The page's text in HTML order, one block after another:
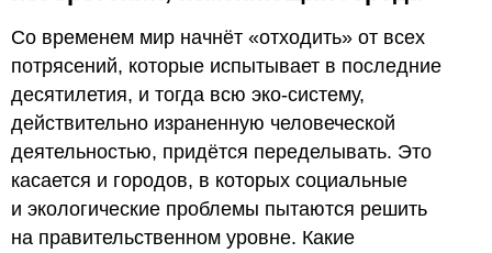
Со временем мир начнёт «отходить» от всех
потрясений, которые испытывает в последние
десятилетия, и тогда всю эко-систему,
действительно израненную человеческой
деятельностью, придётся переделывать. Это
касается и городов, в которых социальные
и экологические проблемы пытаются решить
на правительственном уровне. Какие